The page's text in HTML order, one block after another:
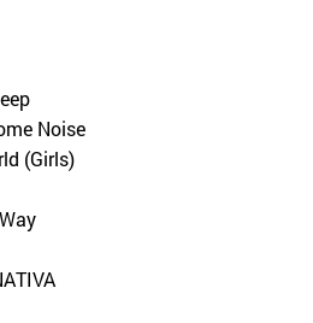
Noise
(Girls)